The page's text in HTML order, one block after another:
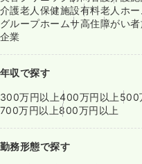
介護老人保健施設有料老人ホ
グループホームサ高住障がい
企業
年収で探す
300万円以上400万円以上500
700万円以上800万円以上
勤務形態で探す